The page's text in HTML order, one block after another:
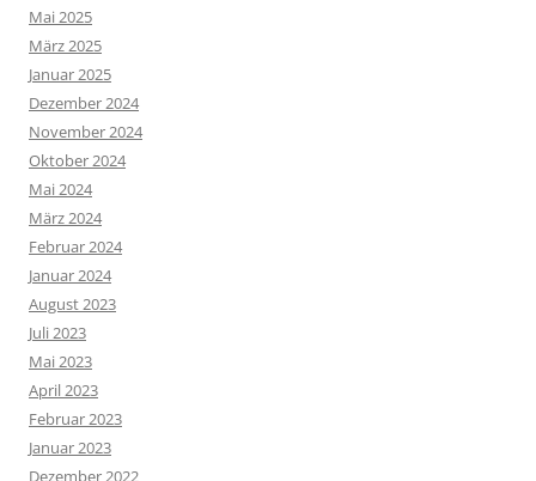
Mai 2025
März 2025
Januar 2025
Dezember 2024
November 2024
Oktober 2024
Mai 2024
März 2024
Februar 2024
Januar 2024
August 2023
Juli 2023
Mai 2023
April 2023
Februar 2023
Januar 2023
Dezember 2022